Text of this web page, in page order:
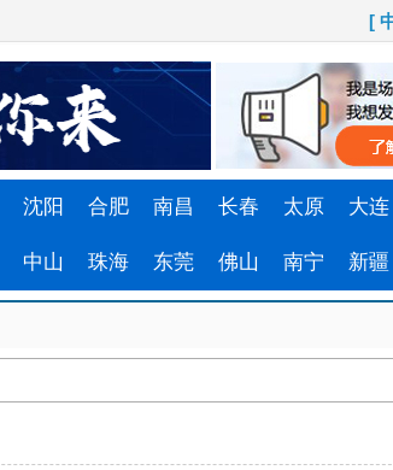
[
沈阳 合肥 南昌 长春 太原 大连
中山 珠海 东莞 佛山 南宁 新疆